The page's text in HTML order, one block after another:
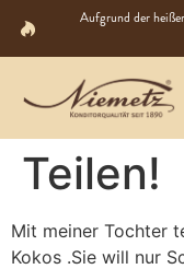
Aufgrund der
Teilen!
Mit meiner Tochter
Kokos .Sie will nur